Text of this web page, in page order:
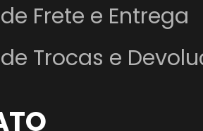
Frete e Entrega
Trocas e